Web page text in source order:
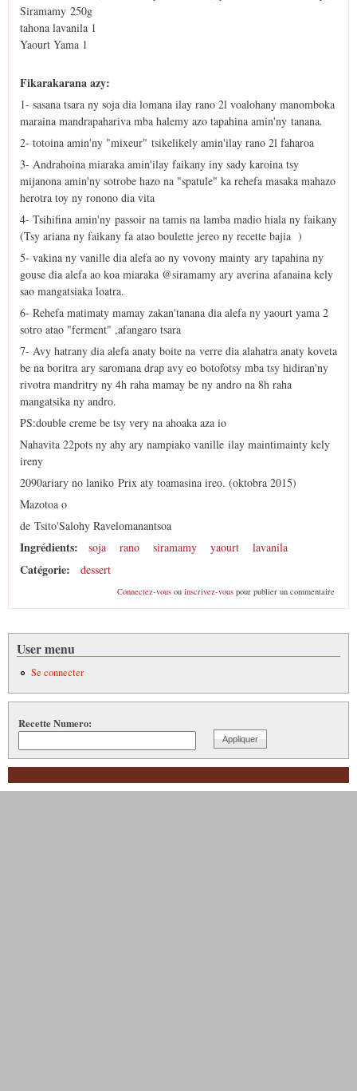
Siramamy 250g
tahona lavanila 1
Yaourt Yama 1
Fikarakarana azy:
1- sasana tsara ny soja dia lomana ilay rano 2l voalohany manomboka
maraina mandrapahariva mba halemy azo tapahina amin'ny tanana.
2- totoina amin'ny "mixeur" tsikelikely amin'ilay rano 2l faharoa
3- Andrahoina miaraka amin'ilay faikany iny sady karoina tsy
mijanona amin'ny sotrobe hazo na "spatule" ka rehefa masaka mahazo
herotra toy ny ronono dia vita
4- Tsihifina amin'ny passoir na tamis na lamba madio hiala ny faikany
(Tsy ariana ny faikany fa atao boulette jereo ny recette bajia )
5- vakina ny vanille dia alefa ao ny vovony mainty ary tapahina ny
gouse dia alefa ao koa miaraka @siramamy ary averina afanaina kely
sao mangatsiaka loatra.
6- Rehefa matimaty mamay zakan'tanana dia alefa ny yaourt yama 2
sotro atao "ferment" ,afangaro tsara
7- Avy hatrany dia alefa anaty boite na verre dia alahatra anaty koveta
be na boritra ary saromana drap avy eo botofotsy mba tsy hidiran'ny
rivotra mandritry ny 4h raha mamay be ny andro na 8h raha
mangatsika ny andro.
PS:double creme be tsy very na ahoaka aza io
Nahavita 22pots ny ahy ary nampiako vanille ilay maintimainty kely
ireny
2090ariary no laniko Prix aty toamasina ireo. (oktobra 2015)
Mazotoa o
de Tsito'Salohy Ravelomanantsoa
Ingrédients: soja rano siramamy yaourt lavanila
Catégorie: dessert
Connectez-vousou inscrivez-vouspour publier un commentaire
User menu
Se connecter
Recette Numero: